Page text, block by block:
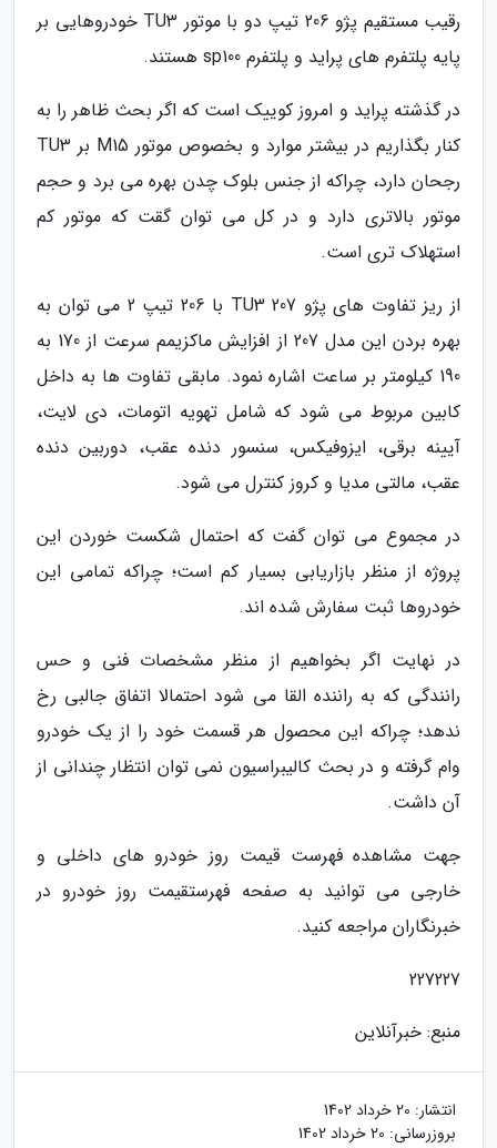
رقیب مستقیم پژو 206 تیپ دو با موتور TU3 خودروهایی بر
پایه پلتفرم های پراید و پلتفرم sp100 هستند.
در گذشته پراید و امروز کوییک است که اگر بحث ظاهر را به
کنار بگذاریم در بیشتر موارد و بخصوص موتور M15 بر TU3
رجحان دارد، چراکه از جنس بلوک چدن بهره می برد و حجم
موتور بالاتری دارد و در کل می توان گقت که موتور کم
استهلاک تری است.
از ریز تفاوت های پژو 207 TU3 با 206 تیپ 2 می توان به
بهره بردن این مدل 207 از افزایش ماکزیمم سرعت از 170 به
190 کیلومتر بر ساعت اشاره نمود. مابقی تفاوت ها به داخل
کابین مربوط می شود که شامل تهویه اتومات، دی لایت،
آیینه برقی، ایزوفیکس، سنسور دنده عقب، دوربین دنده
عقب، مالتی مدیا و کروز کنترل می شود.
در مجموع می توان گفت که احتمال شکست خوردن این
پروژه از منظر بازاریابی بسیار کم است؛ چراکه تمامی این
خودروها ثبت سفارش شده اند.
در نهایت اگر بخواهیم از منظر مشخصات فنی و حس
رانندگی که به راننده القا می شود احتمالا اتفاق جالبی رخ
ندهد؛ چراکه این محصول هر قسمت خود را از یک خودرو
وام گرفته و در بحث کالیبراسیون نمی توان انتظار چندانی از
آن داشت.
جهت مشاهده فهرست قیمت روز خودرو های داخلی و
خارجی می توانید به صفحه فهرستقیمت روز خودرو در
خبرنگاران مراجعه کنید.
227227
منبع: خبرآنلاین
انتشار: 20 خرداد 1402
بروزرسانی: 20 خرداد 1402